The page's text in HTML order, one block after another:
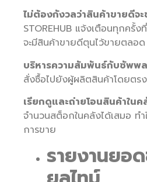
ไม่ต้องกังวลว่าสินค้าขายดีจ
STOREHUB แจ้งเตือนทุกครั้
จะมีสินค้าขายดีตุนไว้ขายตลอด
บริหารความสัมพันธ์กับซัพพ
สั่งซื้อไปยังผู้ผลิตสินค้าโดยตรง
เรียกดูและถ่ายโอนสินค้าในค
จำนวนสต็อกในคลังได้เสมอ ท
การขาย
รายงานยอ